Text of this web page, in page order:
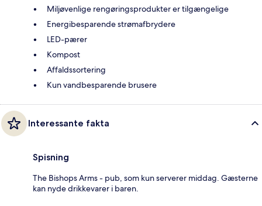
Miljøvenlige rengøringsprodukter er tilgængelige
Energibesparende strømafbrydere
LED-pærer
Kompost
Affaldssortering
Kun vandbesparende brusere
Interessante fakta
Spisning
The Bishops Arms - pub, som kun serverer middag. Gæsterne
kan nyde drikkevarer i baren.